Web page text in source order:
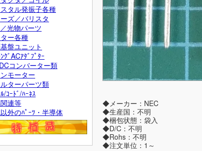
タル発振子各種
ズ／バリスタ
光物パーツ
ー各種
盤ユニット
ｸﾞACｱﾀﾞﾌﾟﾀｰ
コンバーター類
モーター
ターパーツ類
/ｺｰﾄﾞ/ﾊｰﾈｽ
連等
外のﾊﾟｰﾂ・半導体
◆メーカー：NEC
◆生産国：不明
◆梱包状態：袋入
◆D/C：不明
◆Rohs：不明
◆注文単位：1～